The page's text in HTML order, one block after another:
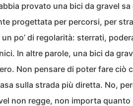
provato una bici da gravel
progettata per percorsi, per
po’ di regolarità: sterrati,
In altre parole, una bici da
Non pensare di poter fare ciò
sulla strada più diretta. No,
non regge, non importa